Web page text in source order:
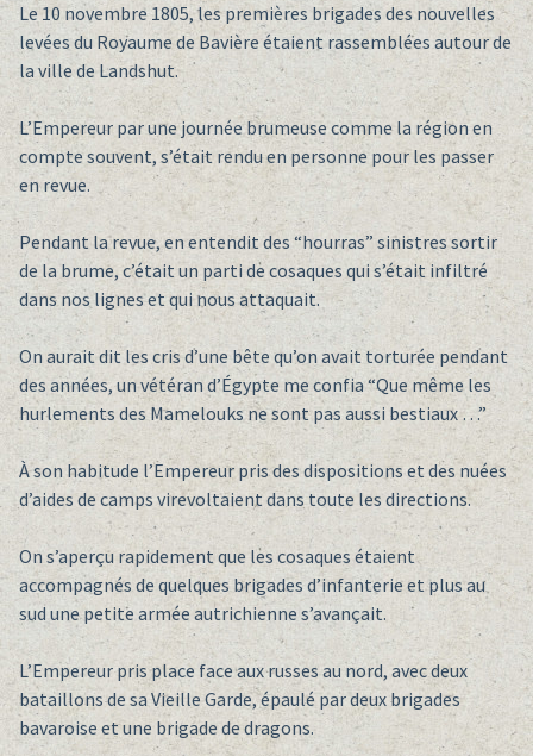
Le 10 novembre 1805, les premières brigades des nouvelles
levées du Royaume de Bavière étaient rassemblées autour de
la ville de Landshut.
L’Empereur par une journée brumeuse comme la région en
compte souvent, s’était rendu en personne pour les passer
en revue.
Pendant la revue, en entendit des “hourras” sinistres sortir
de la brume, c’était un parti de cosaques qui s’était infiltré
dans nos lignes et qui nous attaquait.
On aurait dit les cris d’une bête qu’on avait torturée pendant
des années, un vétéran d’Égypte me confia “Que même les
hurlements des Mamelouks ne sont pas aussi bestiaux …”
À son habitude l’Empereur pris des dispositions et des nuées
d’aides de camps virevoltaient dans toute les directions.
On s’aperçu rapidement que les cosaques étaient
accompagnés de quelques brigades d’infanterie et plus au
sud une petite armée autrichienne s’avançait.
L’Empereur pris place face aux russes au nord, avec deux
bataillons de sa Vieille Garde, épaulé par deux brigades
bavaroise et une brigade de dragons.